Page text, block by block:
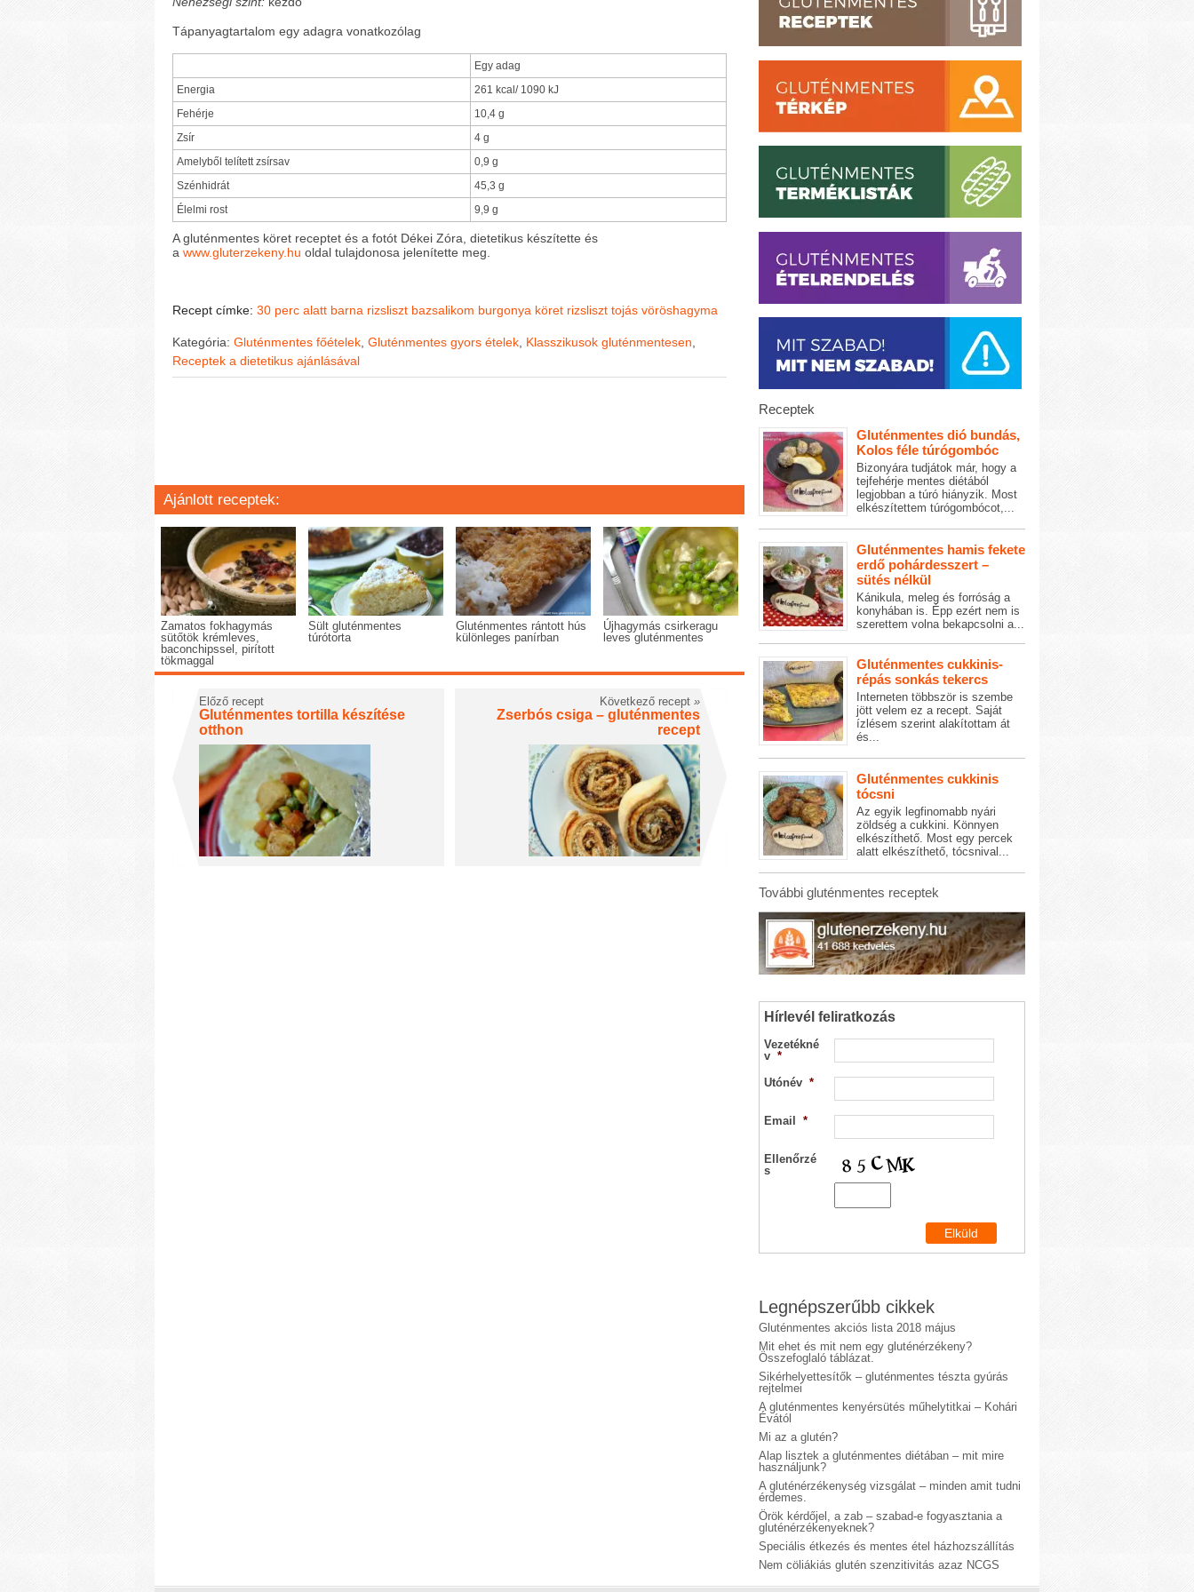
Tápanyagtartalom egy adagra vonatkozólag
Egy adag
Energia
261 kcal/ 1090 kJ
Fehérje
10,4 g
Zsír
4 g
Amelyből telített zsírsav
0,9 g
Szénhidrát
45,3 g
Élelmi rost
9,9 g
A gluténmentes köret receptet és a fotót Dékei Zóra, dietetikus készítette és
a www.gluterzekeny.hu oldal tulajdonosa jelenítette meg.
Recept címke: 30 perc alatt barna rizsliszt bazsalikom burgonya köret rizsliszt tojás vöröshagyma
Kategória: Gluténmentes főételek Gluténmentes gyors ételek Klasszikusok gluténmentesen
Receptek a dietetikus ajánlásával
Ajánlott receptek:
Zamatos fokhagymás
sütőtök krémleves,
baconchipssel, pirított
tökmaggal
Sült gluténmentes
túrótorta
Gluténmentes rántott hús
különleges panírban
Újhagymás csirkeragu
leves gluténmentes
Előző recept
Gluténmentes tortilla készítése
otthon
Következő recept »
Zserbós csiga – gluténmentes
recept
Receptek
Gluténmentes dió bundás,
Kolos féle túrógombóc
Bizonyára tudjátok már, hogy a
tejfehérje mentes diétából
legjobban a túró hiányzik. Most
elkészítettem túrógombócot,...
Gluténmentes hamis fekete
erdő pohárdesszert –
sütés nélkül
Kánikula, meleg és forróság a
konyhában is. Épp ezért nem is
szerettem volna bekapcsolni a...
Gluténmentes cukkinis-
répás sonkás tekercs
Interneten többször is szembe
jött velem ez a recept. Saját
ízlésem szerint alakítottam át
és...
Gluténmentes cukkinis
tócsni
Az egyik legfinomabb nyári
zöldség a cukkini. Könnyen
elkészíthető. Most egy percek
alatt elkészíthető, tócsnival...
További gluténmentes receptek
Hírlevél feliratkozás
Vezetékné
v *
Utónév *
Email *
Ellenőrzé
s
Legnépszerűbb cikkek
Gluténmentes akciós lista 2018 május
Mit ehet és mit nem egy gluténérzékeny?
Összefoglaló táblázat.
Sikérhelyettesítők – gluténmentes tészta gyúrás
rejtelmei
A gluténmentes kenyérsütés műhelytitkai – Kohári
Évától
Mi az a glutén?
Alap lisztek a gluténmentes diétában – mit mire
használjunk?
A gluténérzékenység vizsgálat – minden amit tudni
érdemes.
Örök kérdőjel, a zab – szabad-e fogyasztania a
gluténérzékenyeknek?
Speciális étkezés és mentes étel házhozszállítás
Nem cöliákiás glutén szenzitivitás azaz NCGS